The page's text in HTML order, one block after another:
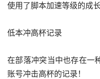
使用了脚本加速等级的成长
低本冲高杯记录
在部落冲突当中也存在一
账号冲击高杯的记录！